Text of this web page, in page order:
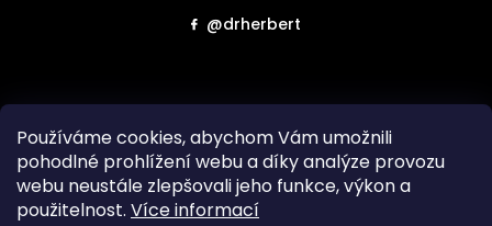
Používáme cookies, abychom Vám umožnili
pohodlné prohlížení webu a díky analýze provozu
webu neustále zlepšovali jeho funkce, výkon a
použitelnost. Více informací
@drherbert